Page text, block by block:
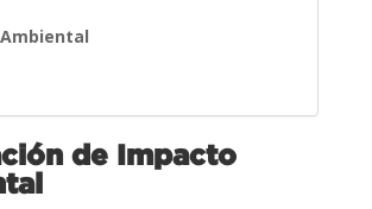
de Impacto